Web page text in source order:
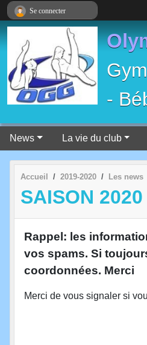
-
News La vie du club
Accueil 2019-2020 Les news
SAISON
Rappel: les
vos spams. Si
coordonnées. Merci
Merci de vous signaler si
Se connecter
Panneau de gestion des cookies